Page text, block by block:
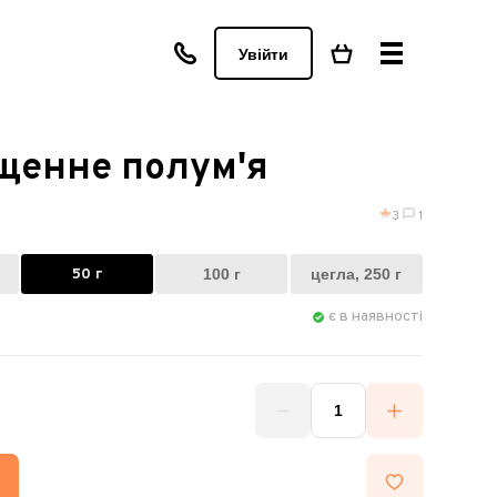
Увійти
полум'я
3 1
50 г 100 г цегла, 250 г
є в наявності